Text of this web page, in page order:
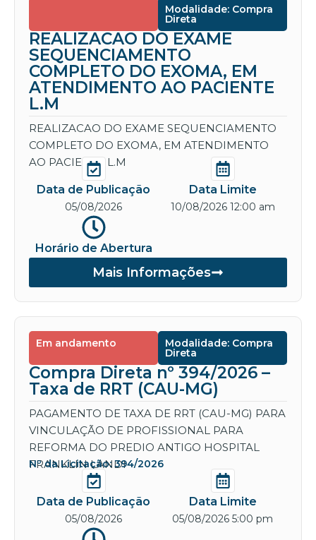
Modalidade: Compra
Direta
REALIZACAO DO EXAME
SEQUENCIAMENTO
COMPLETO DO EXOMA, EM
ATENDIMENTO AO PACIENTE
L.M
REALIZACAO DO EXAME SEQUENCIAMENTO
COMPLETO DO EXOMA, EM ATENDIMENTO
AO PACIENTE L.M
Data de Publicação
05/08/2026
Data Limite
10/08/2026 12:00 am
Horário de Abertura
Mais Informações
Em andamento Modalidade: Compra
Direta
Compra Direta nº 394/2026 –
Taxa de RRT (CAU-MG)
PAGAMENTO DE TAXA DE RRT (CAU-MG) PARA
VINCULAÇÃO DE PROFISSIONAL PARA
REFORMA DO PREDIO ANTIGO HOSPITAL
FRANKLIN LANDI
Nº da Licitação: 394/2026
Data de Publicação
05/08/2026
Data Limite
05/08/2026 5:00 pm